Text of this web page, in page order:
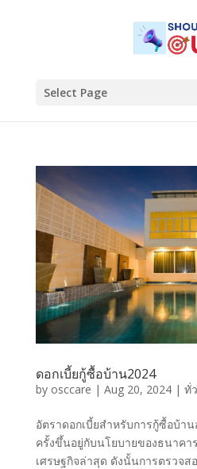
Select Page
ดอกเบี้ยกู้ซื้อบ้าน2024
by osccare | Aug 20, 2024| ทั่
อัตราดอกเบี้ยสำหรับการกู้ซื้อบ้า
ครั้งขึ้นอยู่กับนโยบายของธนาค
เศรษฐกิจล่าสุด ดังนั้นการตรวจ